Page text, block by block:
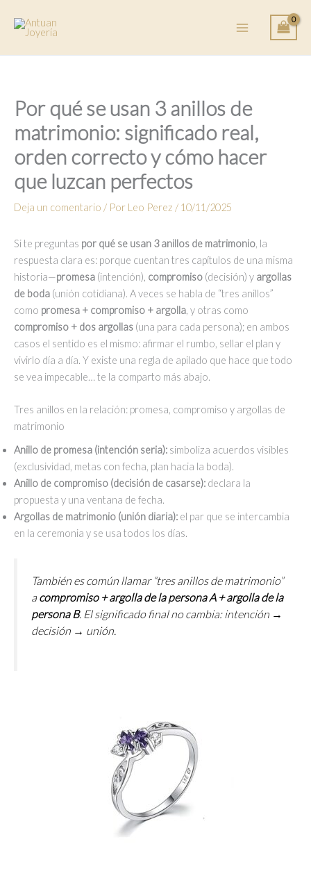
contenido
Por qué se usan 3 anillos de
matrimonio: significado real,
orden correcto y cómo hacer
que luzcan perfectos
Deja un comentario / Por Leo Perez / 10/11/2025
Si te preguntas por qué se usan 3 anillos de matrimonio, la
respuesta clara es: porque cuentan tres capítulos de una misma
historia—promesa (intención), compromiso (decisión) y argollas
de boda (unión cotidiana). A veces se habla de “tres anillos”
como promesa + compromiso + argolla, y otras como
compromiso + dos argollas (una para cada persona); en ambos
casos el sentido es el mismo: afirmar el rumbo, sellar el plan y
vivirlo día a día. Y existe una regla de apilado que hace que todo
se vea impecable… te la comparto más abajo.
Tres anillos en la relación: promesa, compromiso y argollas de
matrimonio
Anillo de promesa (intención seria): simboliza acuerdos visibles
(exclusividad, metas con fecha, plan hacia la boda).
Anillo de compromiso (decisión de casarse): declara la
propuesta y una ventana de fecha.
Argollas de matrimonio (unión diaria): el par que se intercambia
en la ceremonia y se usa todos los días.
También es común llamar “tres anillos de matrimonio”
a compromiso + argolla de la persona A + argolla de la
persona B. El significado final no cambia: intención →
decisión → unión.